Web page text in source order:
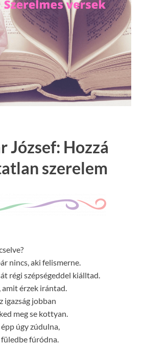
József: Hozzá
szerelem
nincs, aki felismerne.
régi szépségeddel kiálltad.
amit érzek irántad.
igazság jobban
meg se kottyan.
úgy zúdulna,
fúródna.